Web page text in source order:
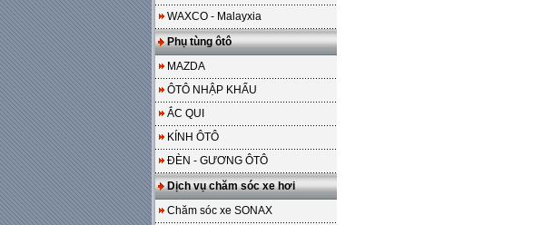
WAXCO - Malayxia
Phụ tùng ôtô
MAZDA
ÔTÔ NHẬP KHẨU
ẮC QUI
KÍNH ÔTÔ
ĐÈN - GƯƠNG ÔTÔ
Dịch vụ chăm sóc xe hơi
Chăm sóc xe SONAX